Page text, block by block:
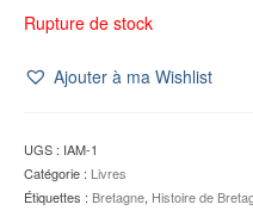
Rupture de stock
Ajouter à ma Wishlist
UGS : IAM-1
Catégorie : Livres
Étiquettes : Bretagne, Histoire de